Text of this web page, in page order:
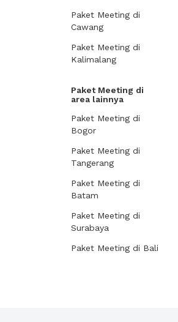
Paket Meeting di
Cawang
Paket Meeting di
Kalimalang
Paket Meeting di
area lainnya
Paket Meeting di
Bogor
Paket Meeting di
Tangerang
Paket Meeting di
Batam
Paket Meeting di
Surabaya
Paket Meeting di Bali